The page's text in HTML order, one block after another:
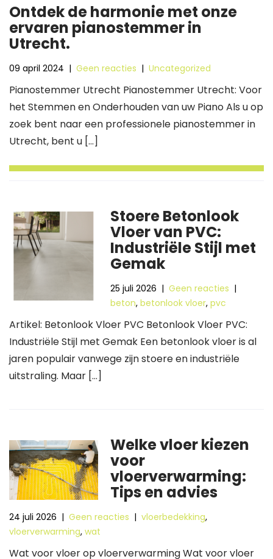
Ontdek de harmonie met onze
ervaren pianostemmer in
Utrecht.
09 april 2024 | Geen reacties | Uncategorized
Pianostemmer Utrecht Pianostemmer Utrecht: Voor
het Stemmen en Onderhouden van uw Piano Als u op
zoek bent naar een professionele pianostemmer in
Utrecht, bent u […]
Stoere Betonlook
Vloer van PVC:
Industriële Stijl met
Gemak
25 juli 2026 |Geen reacties |
beton,betonlook vloer,pvc
Artikel: Betonlook Vloer PVC Betonlook Vloer PVC:
Industriële Stijl met Gemak Een betonlook vloer is al
jaren populair vanwege zijn stoere en industriële
uitstraling. Maar […]
Welke vloer kiezen
voor
vloerverwarming:
Tips en advies
24 juli 2026 | Geen reacties | vloerbedekking,
vloerverwarming, wat
Wat voor vloer op vloerverwarming Wat voor vloer